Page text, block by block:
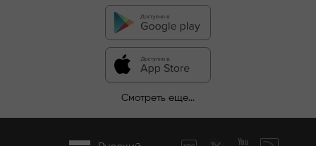
Смотреть еще...